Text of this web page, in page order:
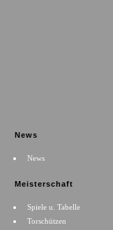
News
News
Meisterschaft
Spiele u. Tabelle
Torschützen